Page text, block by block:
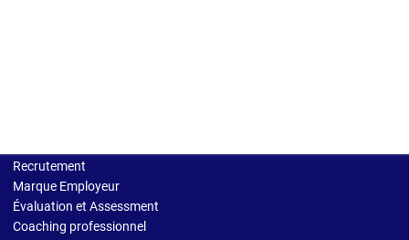
Recrutement
Marque Employeur
Évaluation et Assessment
Coaching professionnel